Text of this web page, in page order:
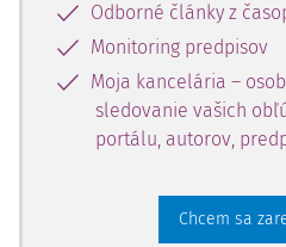
Odborné články z
Monitoring predpisov
Moja kancelária –
sledovanie vašich
portálu, autorov,
Chcem sa